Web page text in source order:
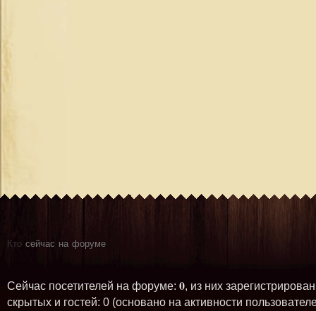
Кто сейчас на форуме
Сейчас посетителей на форуме: 0, из них
скрытых и гостей: 0 (основано на активности